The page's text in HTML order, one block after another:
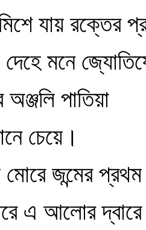
যায় রক্তের
দেহে মনে
পাতিয়া
চেয়ে।
জন্মের প্রথম
এ আলোর দ্বারে